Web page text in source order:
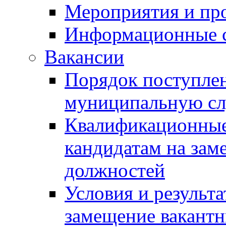
Мероприятия и
Информационные
Вакансии
Порядок
муниципальную
кандидатам на
должностей
Условия и
замещение